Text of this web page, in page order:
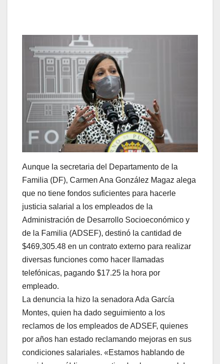
Aunque la secretaria del Departamento de la
Familia (DF), Carmen Ana González Magaz alega
que no tiene fondos suficientes para hacerle
justicia salarial a los empleados de la
Administración de Desarrollo Socioeconómico y
de la Familia (ADSEF), destinó la cantidad de
$469,305.48 en un contrato externo para realizar
diversas funciones como hacer llamadas
telefónicas, pagando $17.25 la hora por
empleado.
La denuncia la hizo la senadora Ada García
Montes, quien ha dado seguimiento a los
reclamos de los empleados de ADSEF, quienes
por años han estado reclamando mejoras en sus
condiciones salariales. «Estamos hablando de